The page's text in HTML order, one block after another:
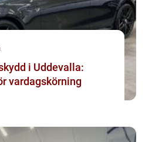
i Uddevalla:
vardagskörning